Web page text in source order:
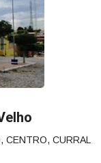
CENTRO, CURRAL